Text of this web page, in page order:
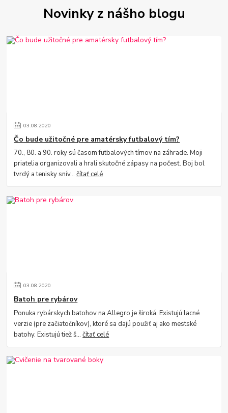
Novinky z nášho blogu
03.08.2020
Čo bude užitočné pre amatérsky futbalový tím?
70., 80. a 90. roky sú časom futbalových tímov na záhrade. Moji
priatelia organizovali a hrali skutočné zápasy na počesť. Boj bol
tvrdý a tenisky snív...čítať celé
03.08.2020
Batoh pre rybárov
Ponuka rybárskych batohov na Allegro je široká. Existujú lacné
verzie (pre začiatočníkov), ktoré sa dajú použiť aj ako mestské
batohy. Existujú tiež š...čítať celé